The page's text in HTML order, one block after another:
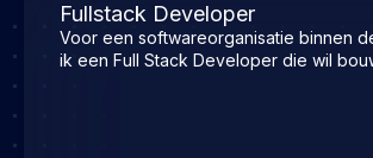
Fullstack Developer
Voor een softwareorganisatie binnen
ik een Full Stack Developer die wil